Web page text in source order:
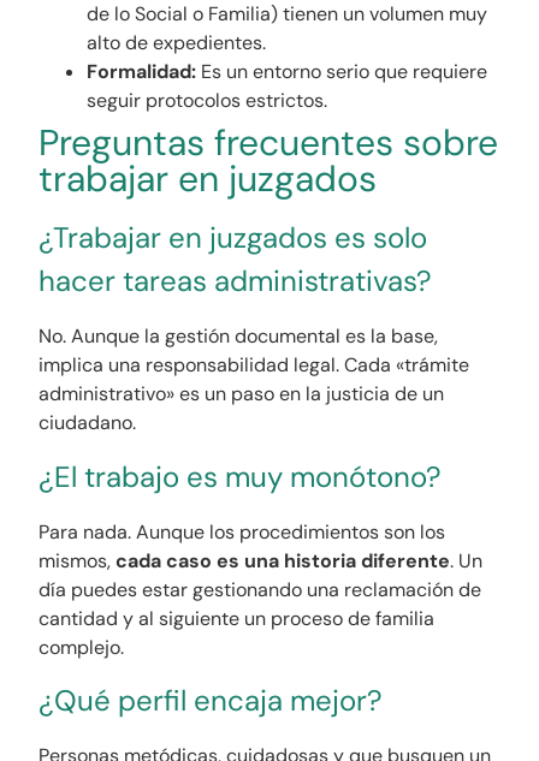
de lo Social o Familia) tienen un volumen muy
alto de expedientes.
Formalidad: Es un entorno serio que requiere
seguir protocolos estrictos.
Preguntas frecuentes sobre
trabajar en juzgados
¿Trabajar en juzgados es solo
hacer tareas administrativas?
No. Aunque la gestión documental es la base,
implica una responsabilidad legal. Cada «trámite
administrativo» es un paso en la justicia de un
ciudadano.
¿El trabajo es muy monótono?
Para nada. Aunque los procedimientos son los
mismos,cada caso es una historia diferente. Un
día puedes estar gestionando una reclamación de
cantidad y al siguiente un proceso de familia
complejo.
¿Qué perfil encaja mejor?
Personas metódicas, cuidadosas y que busquen un